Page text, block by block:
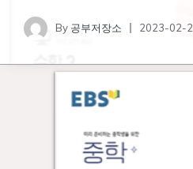
By 공부저장소 2023-02-